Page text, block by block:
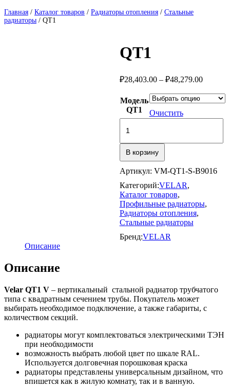
Главная / Каталог товаров / Радиаторы отопления / Стальные
радиаторы / QТ1
QТ1
₽28,403.00 – ₽48,279.00
Модель
QT1
Очистить
товара
В корзину
Артикул: VM-QT1-S-B9016
Категорий:VELAR,
Каталог товаров,
Профильные радиаторы,
Радиаторы отопления,
Стальные радиаторы
Бренд:VELAR
Описание
Описание
Velar QT1 V – вертикальный стальной радиатор трубчатого
типа c квадратным сечением трубы. Покупатель может
выбирать необходимое подключение, а также габариты, с
количеством секций.
радиаторы могут комплектоваться электрическими ТЭН
при необходимости
возможность выбрать любой цвет по шкале RAL.
Используется долговечная порошковая краска
радиаторы представлены универсальным дизайном, что
впишется как в жилую комнату, так и в ванную.